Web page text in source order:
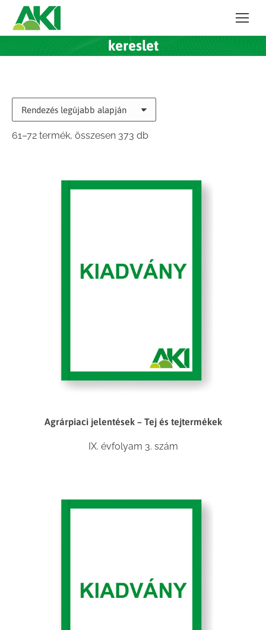
kereslet
61–72 termék, összesen 373 dbSorted
Agrárpiaci jelentések – Tej és tejtermékek
IX. évfolyam 3. szám